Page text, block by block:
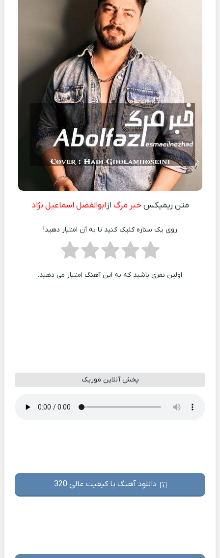
متن ریمیکسخبر مرگ از ابوالفضل اسماعیل نژاد
روی یک ستاره کلیک کنید تا به آن امتیاز دهید!
اولین نفری باشید که به این آهنگ امتیاز می دهید.
پخش آنلاین موزیک
دانلود آهنگ با کیفیت عالی 320